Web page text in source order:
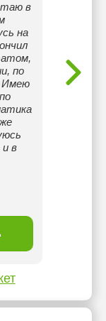
в
на
по
Имею
в